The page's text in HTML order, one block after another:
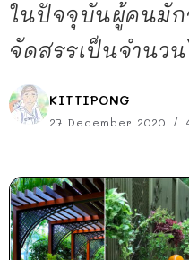
ในปัจจุบันผู้คนมัก
จัดสรรเป็นจำนว
KITTIPONG
27 December 2020